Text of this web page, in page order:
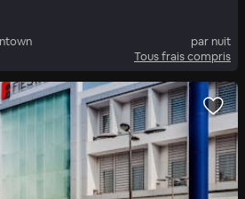
par nuit
Tous frais compris